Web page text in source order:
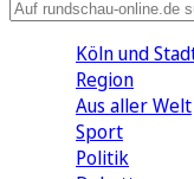
Köln und
Region
Aus aller Welt
Sport
Politik